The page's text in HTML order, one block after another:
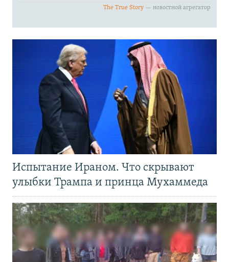
Испытание Ираном. Что скрывают
улыбки Трампа и принца Мухаммеда